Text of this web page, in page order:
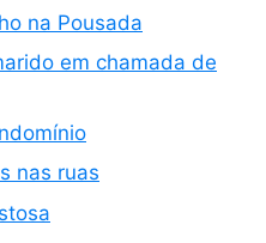
na Pousada
em chamada de
nas ruas